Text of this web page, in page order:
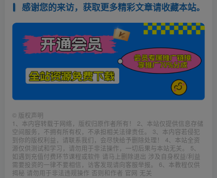
感谢您的来访，获取更多精彩文章请收藏本站。
© 版权声明
1、本内容转载于网络，版权归原作者所有！ 2、本站仅提供信息存储
空间服务，不拥有所有权，不承担相关法律责任。 3、本内容若侵犯
到你的版权利益，请联系我们，会尽快给予删除处理！ 4、本站全资
源仅供测试和学习，请勿用于非法操作，一切后果与本站无关。 5、
如遇到充值付费环节课程或软件 请马上删除退出 涉及自身权益/利益
需要投资的一律不要相信，访客发现请向客服举报。 6、本教程仅供
揭秘 请勿用于非法违规操作 否则和作者 官网 无关